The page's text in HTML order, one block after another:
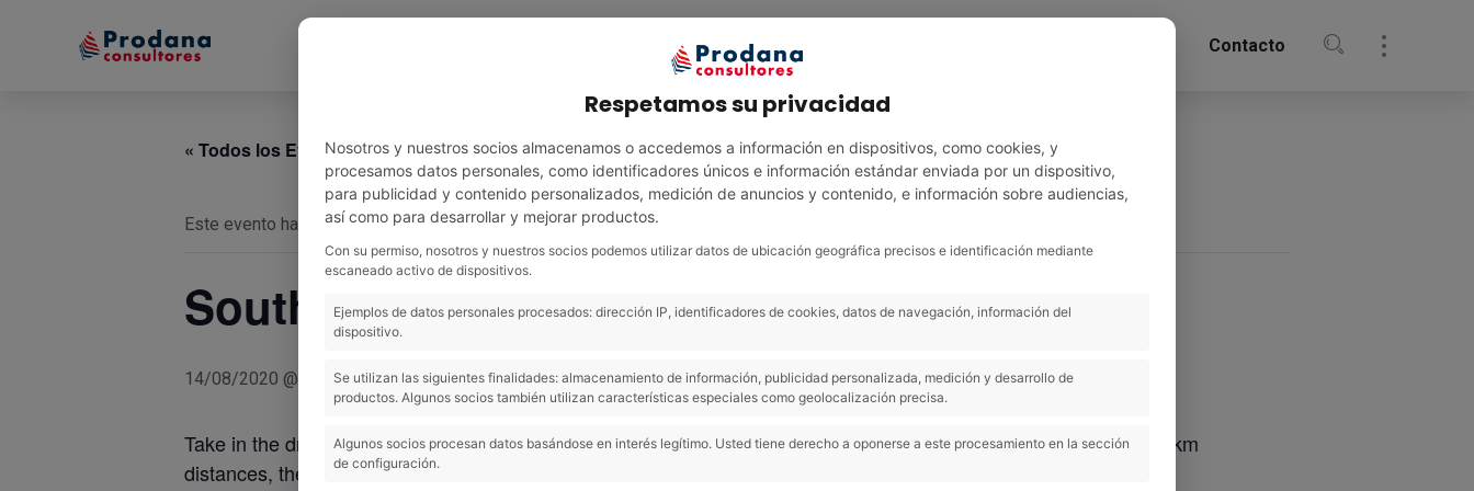
Área clientes Contacto
« Todos los Eventos
Este evento ha pasado.
South Coast Challenge
14/08/2020 @ 10:00 am-8:00 pm $20
Take in the dramatic southern coastline and challenge yourself with this brand new event with 100km, 50km or 23km
distances, there’s a route to suit every ability.
Respetamos su privacidad
Nosotros y nuestros socios almacenamos o accedemos a información en dispositivos, como cookies, y
procesamos datos personales, como identificadores únicos e información estándar enviada por un dispositivo,
para publicidad y contenido personalizados, medición de anuncios y contenido, e información sobre audiencias,
así como para desarrollar y mejorar productos.
Con su permiso, nosotros y nuestros socios podemos utilizar datos de ubicación geográfica precisos e identificación mediante
escaneado activo de dispositivos.
Ejemplos de datos personales procesados: dirección IP, identificadores de cookies, datos de navegación, información del
dispositivo.
Se utilizan las siguientes finalidades: almacenamiento de información, publicidad personalizada, medición y desarrollo de
productos. Algunos socios también utilizan características especiales como geolocalización precisa.
Algunos socios procesan datos basándose en interés legítimo. Usted tiene derecho a oponerse a este procesamiento en la sección
de configuración.